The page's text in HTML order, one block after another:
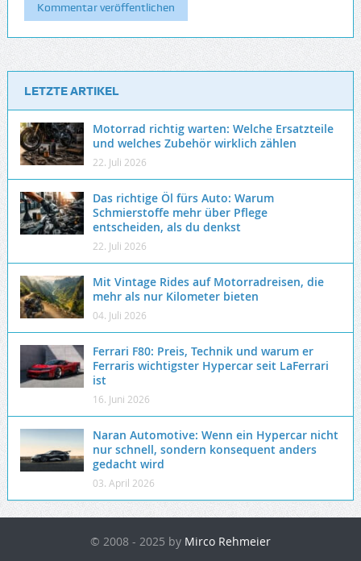
LETZTE ARTIKEL
Motorrad richtig warten: Welche Ersatzteile
und welches Zubehör wirklich zählen
22. Juli 2026
Das richtige Öl fürs Auto: Warum
Schmierstoffe mehr über Pflege
entscheiden, als du denkst
22. Juli 2026
Mit Vintage Rides auf Motorradreisen, die
mehr als nur Kilometer bieten
04. Juli 2026
Ferrari F80: Preis, Technik und warum er
Ferraris wichtigster Hypercar seit LaFerrari
ist
16. Juni 2026
Naran Automotive: Wenn ein Hypercar nicht
nur schnell, sondern konsequent anders
gedacht wird
03. April 2026
© 2008 - 2025 by Mirco Rehmeier